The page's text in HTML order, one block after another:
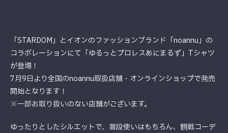
「STARDOM」とイオンのファッションブランド「noannu」の
コラボレーションにて「ゆるっとプロレスあにまるず」Tシャツ
が登場！
7月9日より全国のnoannu取扱店舗・オンラインショップで発売
開始となります！
※一部お取り扱いのない店舗がございます。
ゆったりとしたシルエットで、普段使いはもちろん、観戦コーデ